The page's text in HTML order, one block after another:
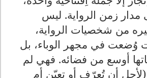
مدار زمن الرواية. ليس
من شخصيات الرواية،
في مجهر الوباء، بل
أوسع من فضائه. فهي لم
أن تُعرّف أو تعيّن أم